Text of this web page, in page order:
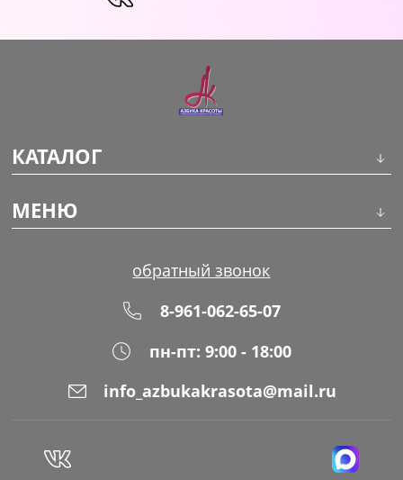
КАТАЛОГ
Макияж
МЕНЮ
Оплата
обратный звонок
8-961-062-65-07
пн-пт: 9:00 - 18:00
info_azbukakrasota@mail.ru